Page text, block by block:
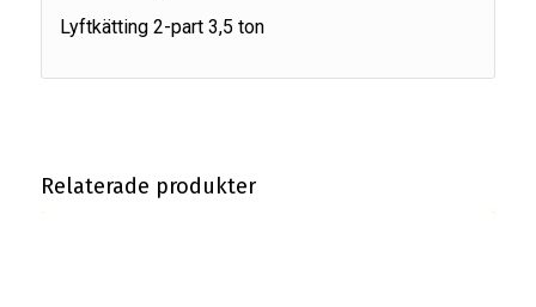
Lyftkätting 2-part 3,5 ton
Relaterade produkter